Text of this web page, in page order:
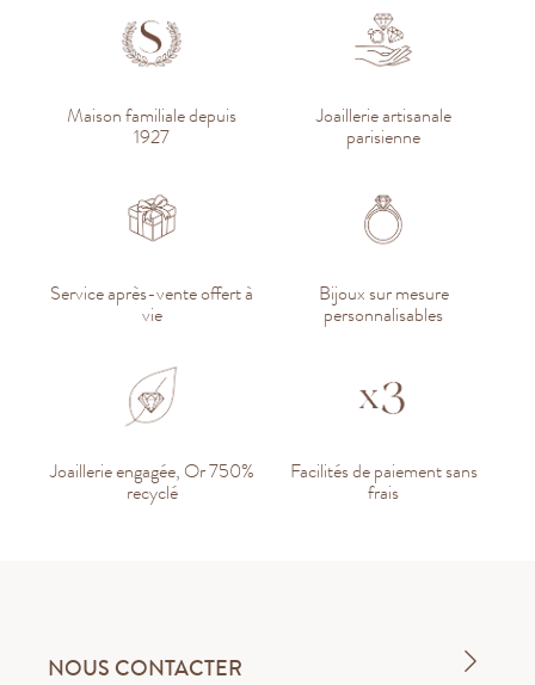
Maison familiale depuis
1927
Joaillerie artisanale
parisienne
Service après-vente offert à
vie
Bijoux sur mesure
personnalisables
Joaillerie engagée, Or 750%
recyclé
Facilités de paiement sans
frais
NOUS CONTACTER